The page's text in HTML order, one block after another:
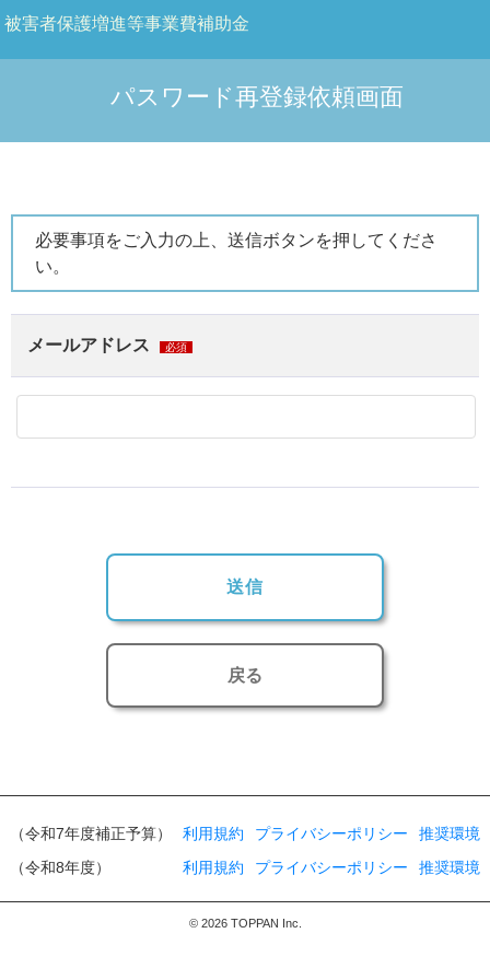
被害者保護増進等事業費補助金
パスワード再登録依頼画面
必要事項をご入力の上、送信ボタンを押してくださ
い。
メールアドレス 必須
戻る
（令和7年度補正予算） 利用規約 プライバシーポリシー
推奨環境
（令和8年度）
利用規約 プライバシーポリシー 推奨環境
© 2026 TOPPAN Inc.